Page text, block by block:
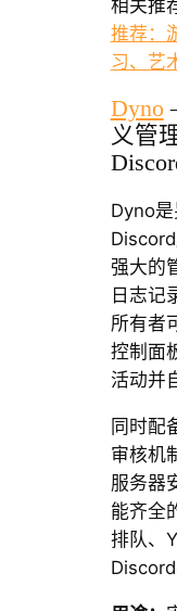
相关推
推荐：
习、艺
Dyno
义管
Dyno
强大的
日志记
所有者
控制面
活动并
同时配
审核机
服务器
能齐全
排队、
Discord